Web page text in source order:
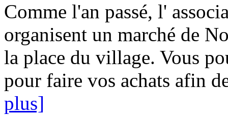
Comme l'an passé, l'
organisent un marché de
la place du village. Vous
pour faire vos achats afin
plus]